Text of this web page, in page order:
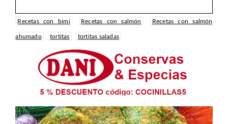
Recetas con bimi Recetas con salmón Recetas con salmón
ahumado tortitas tortitas saladas